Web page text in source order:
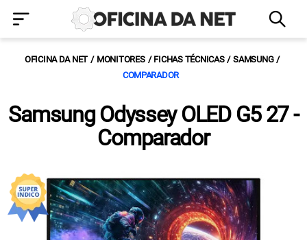
OFICINA DA NET MONITORES FICHAS TÉCNICAS
SAMSUNG
COMPARADOR
Samsung Odyssey OLED G5 27 -
Comparador